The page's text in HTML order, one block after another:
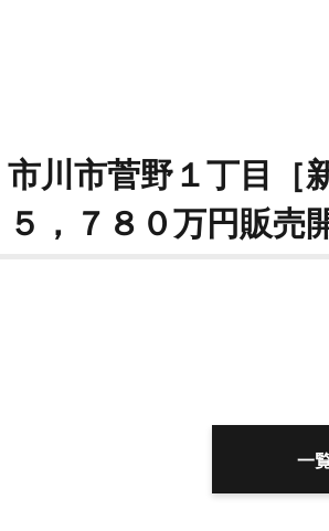
市川市菅野１丁目
５，７８０万円販売
一